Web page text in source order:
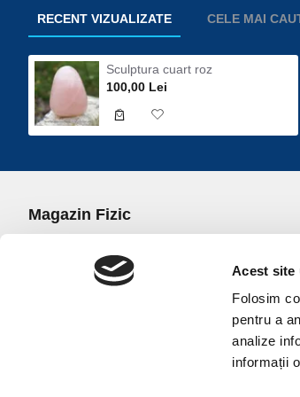
Acest site
Folosim
pentru a
analize
informații
RECENT VIZUALIZATE CELE MAI
Sculptura cuart roz
100,00 Lei
Magazin Fizic
office@universulcristalelor.ro
0799 879 911, 0723 145 611 (Comenzi